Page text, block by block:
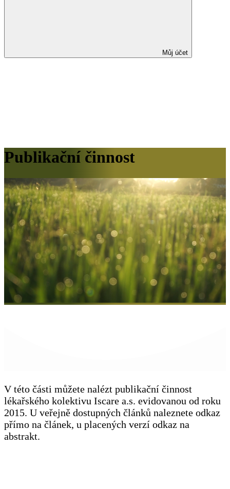
Můj účet
Publikační činnost
V této části můžete nalézt publikační činnost
lékařského kolektivu Iscare a.s. evidovanou od roku
2015. U veřejně dostupných článků naleznete odkaz
přímo na článek, u placených verzí odkaz na
abstrakt.